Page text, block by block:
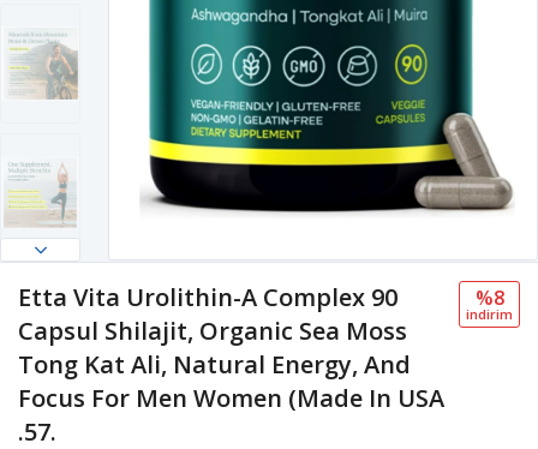
Etta Vita Urolithin-A Complex 90
Capsul Shilajit, Organic Sea Moss
Tong Kat Ali, Natural Energy, And
Focus For Men Women (Made In USA
.57.
%8
i̇ndi̇ri̇m